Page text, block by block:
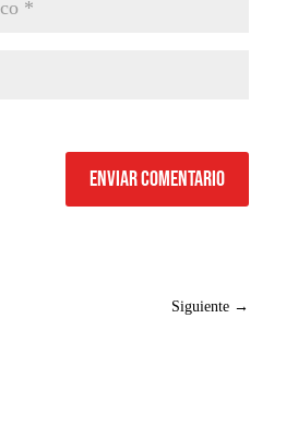
Enviar comentario
Siguiente →